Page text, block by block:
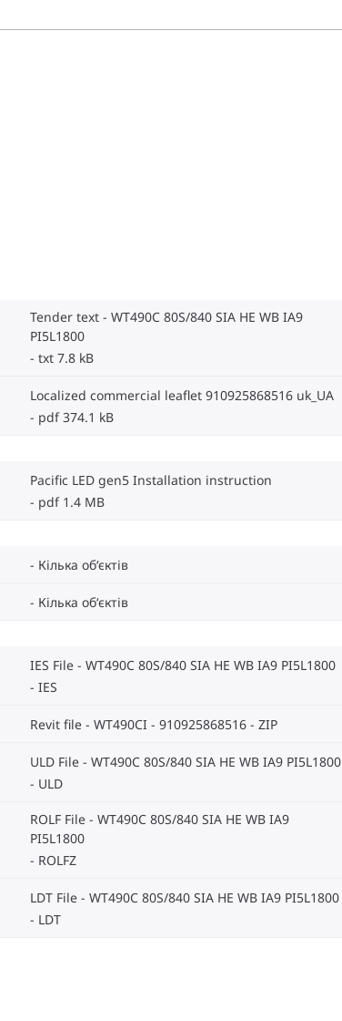
Tender text - WT490C 80S/840 SIA HE WB IA9
PI5L1800
txt 7.8 kB
Localized commercial leaflet 910925868516 uk_UA
pdf 374.1 kB
Pacific LED gen5 Installation instruction
pdf 1.4 MB
Кілька об‘єктів
Кілька об‘єктів
IES File - WT490C 80S/840 SIA HE WB IA9 PI5L1800
IES
Revit file - WT490CI - 910925868516 ZIP
ULD File - WT490C 80S/840 SIA HE WB IA9 PI5L1800
ULD
ROLF File - WT490C 80S/840 SIA HE WB IA9
PI5L1800
ROLFZ
LDT File - WT490C 80S/840 SIA HE WB IA9 PI5L1800
LDT